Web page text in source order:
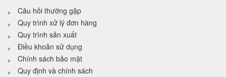
Câu hỏi thường gặp
Quy trình xử lý đơn hàng
Quy trình sản xuất
Điều khoản sử dụng
Chính sách bảo mật
Quy định và chính sách